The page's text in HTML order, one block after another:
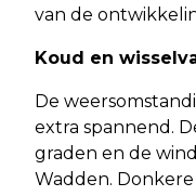
van de
Koud en
De
extra spannend.
graden en de
Wadden.